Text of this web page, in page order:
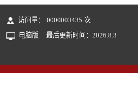
访问量： 0000003435 次
电脑版
最后更新时间： 2026.8.3